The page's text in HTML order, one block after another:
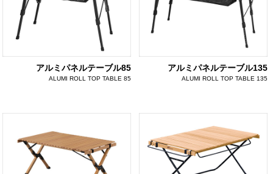
アルミパネルテーブル85
ALUMI ROLL TOP TABLE 85
アルミパネルテーブル135
ALUMI ROLL TOP TABLE 135